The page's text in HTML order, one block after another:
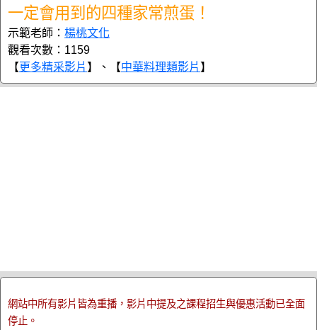
一定會用到的四種家常煎蛋！
示範老師： 楊桃文化
觀看次數：1159
【更多精采影片 】、【中華料理類影片 】
網站中所有影片皆為重播，影片中提及之課程招生與優惠活動已全面
停止。